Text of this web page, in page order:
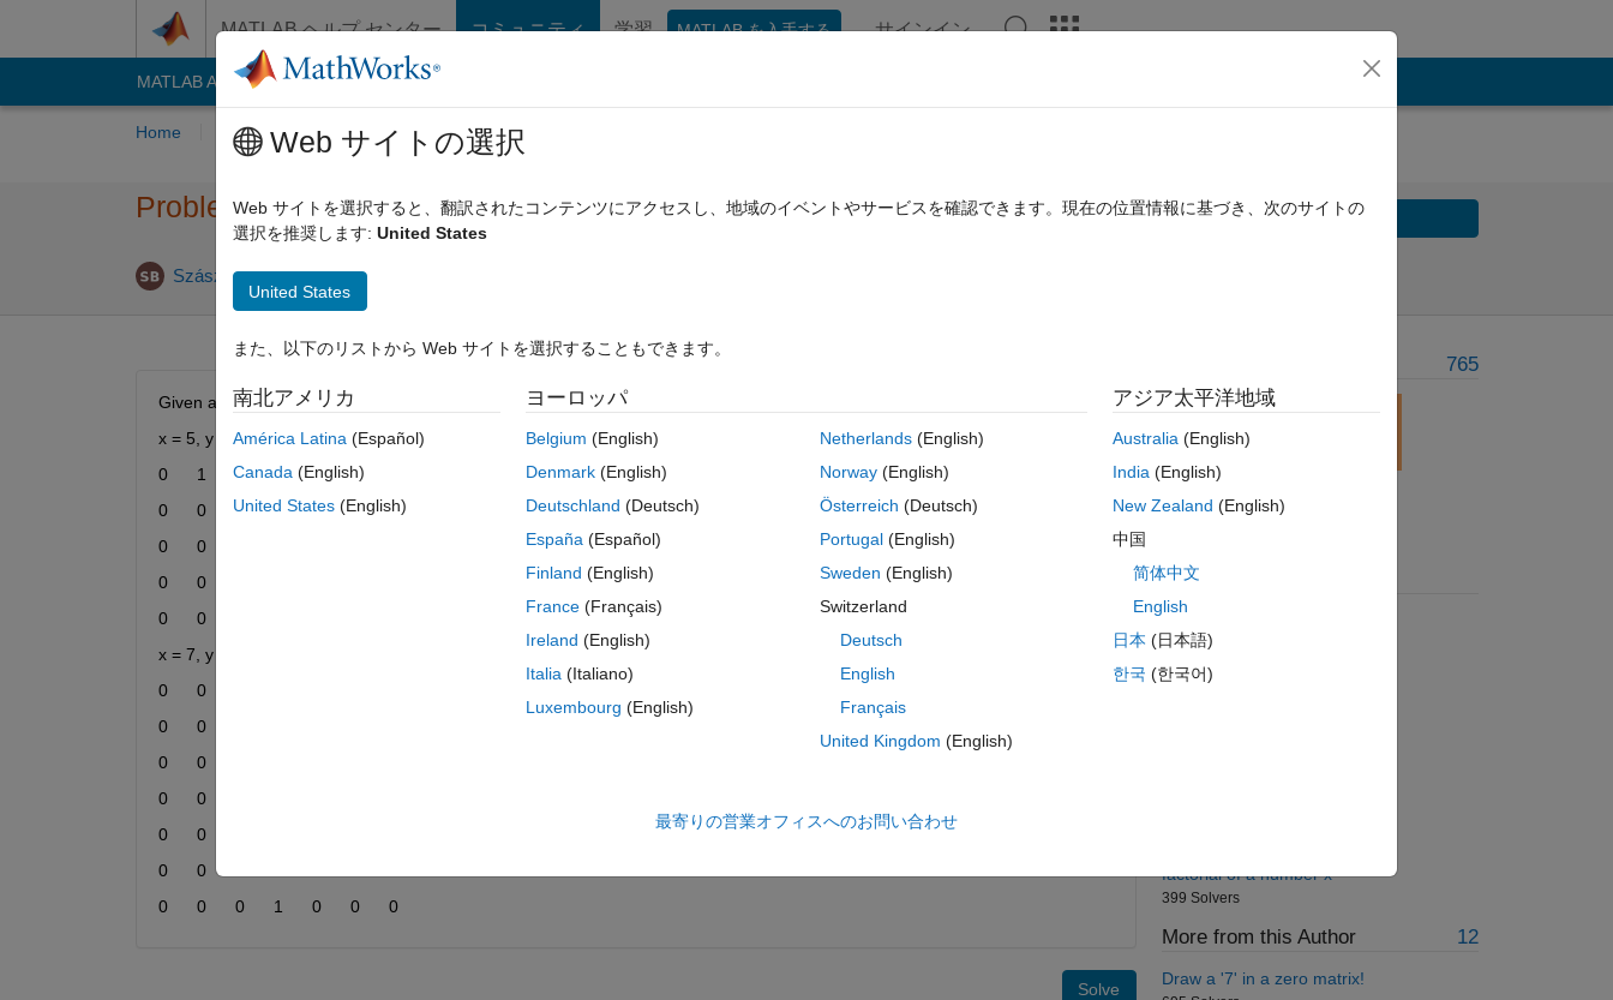
MATLAB ヘルプ センター コミュニティ 学習 MATLAB を入手する サインイン
MATLAB Answers File Exchange
Home Problem Groups Problems Players
Problem 50867. Draw a '1' in a zero matrix!
Szász Botond 765 solvers
Solve
Given a x-by-x matrix filled with zeros (x is odd and > 1). Use ones to draw a number 1 into it! Like this:
x = 5, y =
0	1	1	0	0
0	0	1	0	0
x = 7, y =
0	0	0	1	0	0	0
Solve
765
Suggested Problems
Add two numbers
47662 Solvers
Make a Palindrome Number
factorial of a number x
399 Solvers
More from this Author 12
Draw a '7' in a zero matrix!
Web サイトの選択
Web サイトを選択すると、翻訳されたコンテンツにアクセスし、地域のイベントやサービスを確認できます。現在の位置情報に基づき、次のサイトの
選択を推奨します: United States
United States
また、以下のリストから Web サイトを選択することもできます。
南北アメリカ
América Latina (Español)
Canada (English)
United States (English)
ヨーロッパ
Belgium (English)
Denmark (English)
Deutschland (Deutsch)
España (Español)
Finland (English)
France (Français)
Ireland (English)
Italia (Italiano)
Luxembourg (English)
Netherlands(English)
Norway(English)
Österreich (Deutsch)
Portugal(English)
Sweden (English)
Switzerland
Deutsch
English
Français
United Kingdom (English)
アジア太平洋地域
Australia(English)
India(English)
New Zealand (English)
中国
简体中文
English
日本 (日本語)
한국 (한국어)
最寄りの営業オフィスへのお問い合わせ